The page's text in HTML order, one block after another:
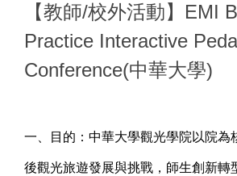
【教師/校外活動】EMI
Practice Interactive
Conference(中華大學)
一、目的：中華大學觀光學院以院為
後觀光旅遊發展與挑戰，師生創新轉